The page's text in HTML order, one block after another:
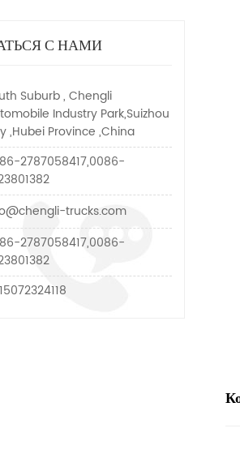
транспортные средства.
специальных транспортных
средств, которые допускаются
параметров этого вида
вытягивание и подъем тяги.
С НАМИ
Suburb , Chengli
Industry Park,Suizhou
,Hubei Province ,China
2787058417,0086-
trucks.com
2787058417,0086-